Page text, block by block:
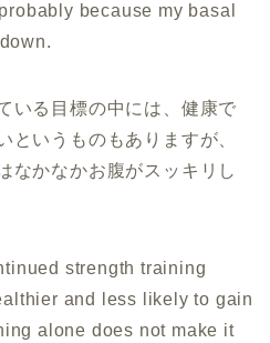
because my basal
いる目標の中には、健康で
というものもありますが、
なかなかお腹がスッキリし
strength training
and less likely to gain
alone does not make it